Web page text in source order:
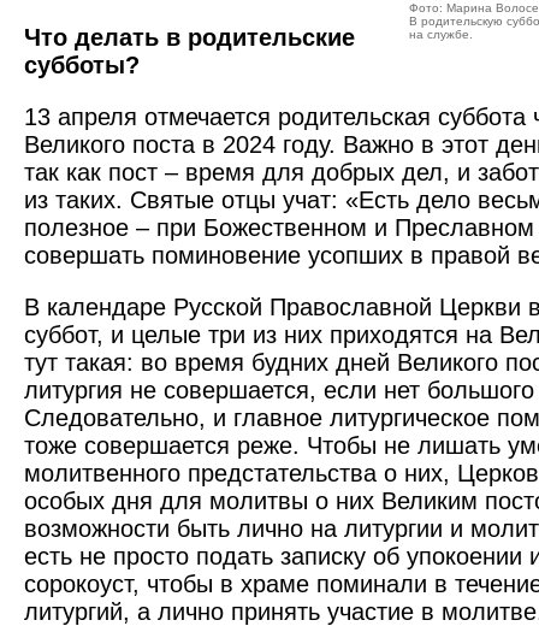
Фото: Марина
В родительскую
на службе.
Что делать в родительские
субботы?
13 апреля отмечается родительская
Великого поста в 2024 году. Важно в этот
так как пост – время для добрых дел, и
из таких. Святые отцы учат: «Есть дело
полезное – при Божественном и Преславном
совершать поминовение усопших в правой
В календаре Русской Православной Церкви
суббот, и целые три из них приходятся на
тут такая: во время будних дней Великого
литургия не совершается, если нет
Следовательно, и главное литургическое
тоже совершается реже. Чтобы не лишать
молитвенного предстательства о них,
особых дня для молитвы о них Великим
возможности быть лично на литургии и
есть не просто подать записку об упокоении
сорокоуст, чтобы в храме поминали в
литургий, а лично принять участие в